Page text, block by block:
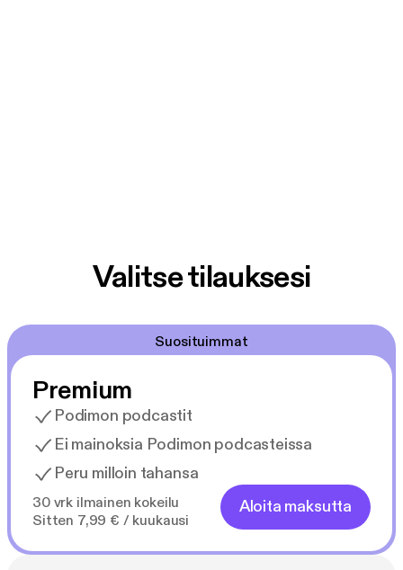
Valitse tilauksesi
Suosituimmat
Premium
Podimon podcastit
Ei mainoksia Podimon podcasteissa
Peru milloin tahansa
30 vrk ilmainen kokeilu
Sitten 7,99 € / kuukausi
Aloita maksutta